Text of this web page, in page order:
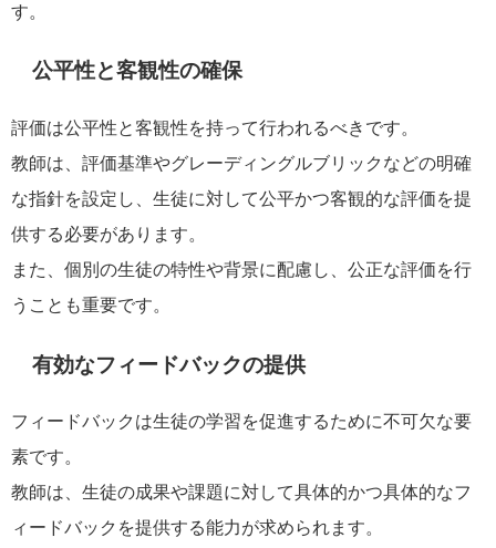
す。
公平性と客観性の確保
評価は公平性と客観性を持って行われるべきです。
教師は、評価基準やグレーディングルブリックなどの明確
な指針を設定し、生徒に対して公平かつ客観的な評価を提
供する必要があります。
また、個別の生徒の特性や背景に配慮し、公正な評価を行
うことも重要です。
有効なフィードバックの提供
フィードバックは生徒の学習を促進するために不可欠な要
素です。
教師は、生徒の成果や課題に対して具体的かつ具体的なフ
ィードバックを提供する能力が求められます。